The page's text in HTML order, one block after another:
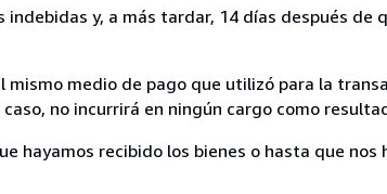
y, a más tardar, 14 días después
medio de pago que utilizó para la
no incurrirá en ningún cargo como
hayamos recibido los bienes o hasta que